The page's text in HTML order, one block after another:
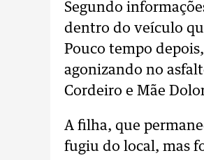
Segundo
dentro do veículo
Pouco tempo
agonizando no
Cordeiro e Mãe
A filha, que
fugiu do local, mas